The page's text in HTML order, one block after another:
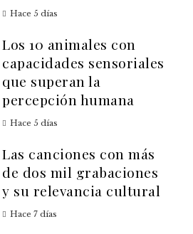
Hace 5 días
Los 10 animales con
capacidades sensoriales
que superan la
percepción humana
Hace 5 días
Las canciones con más
de dos mil grabaciones
y su relevancia cultural
Hace 7 días